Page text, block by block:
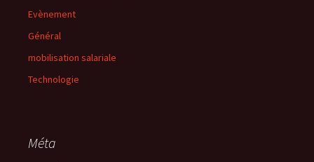
Evènement
Général
mobilisation salariale
Technologie
Méta